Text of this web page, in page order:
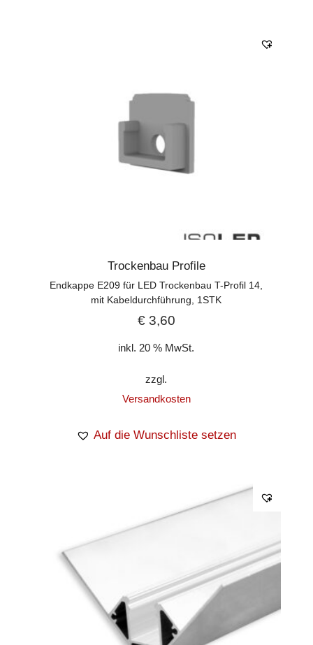
Trockenbau Profile
Endkappe E209 für LED Trockenbau T-Profil 14,
mit Kabeldurchführung, 1STK
€3,60
inkl. 20 % MwSt.
zzgl.
Versandkosten
Auf die Wunschliste setzen